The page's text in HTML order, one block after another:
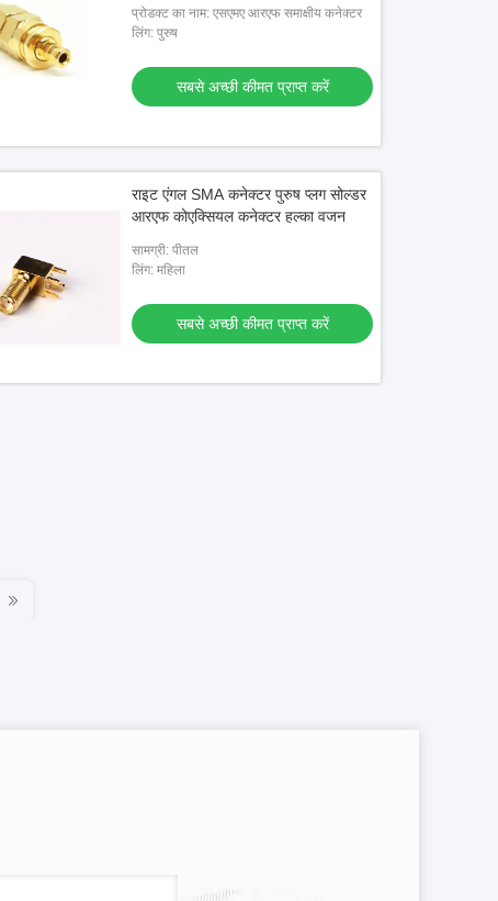
प्रोडक्ट का नाम: एसएमए आरएफ समाक्षीय कनेक्टर
लिंग: पुरुष
सबसे अच्छी कीमत प्राप्त करें
राइट एंगल SMA कनेक्टर पुरुष प्लग सोल्डर
आरएफ कोएक्सियल कनेक्टर हल्का वजन
सामग्री: पीतल
लिंग: महिला
सबसे अच्छी कीमत प्राप्त करें